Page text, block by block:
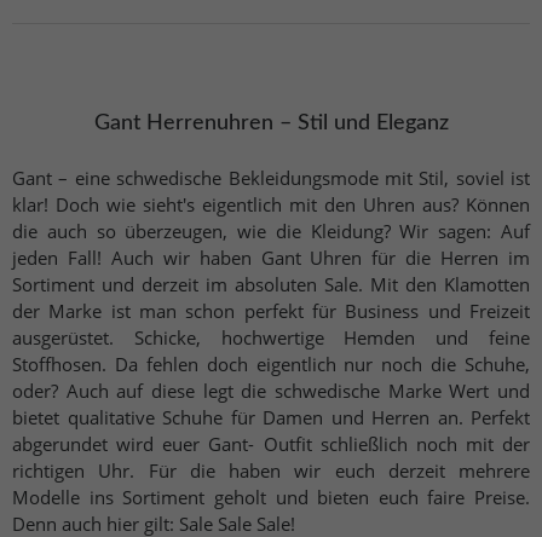
Gant Herrenuhren – Stil und Eleganz
Gant – eine schwedische Bekleidungsmode mit Stil, soviel ist
klar! Doch wie sieht's eigentlich mit den Uhren aus? Können
die auch so überzeugen, wie die Kleidung? Wir sagen: Auf
jeden Fall! Auch wir haben Gant Uhren für die Herren im
Sortiment und derzeit im absoluten Sale. Mit den Klamotten
der Marke ist man schon perfekt für Business und Freizeit
ausgerüstet. Schicke, hochwertige Hemden und feine
Stoffhosen. Da fehlen doch eigentlich nur noch die Schuhe,
oder? Auch auf diese legt die schwedische Marke Wert und
bietet qualitative Schuhe für Damen und Herren an. Perfekt
abgerundet wird euer Gant- Outfit schließlich noch mit der
richtigen Uhr. Für die haben wir euch derzeit mehrere
Modelle ins Sortiment geholt und bieten euch faire Preise.
Denn auch hier gilt: Sale Sale Sale!